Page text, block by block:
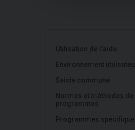
Utilisation de l'aide
Environnement
Saisie commune
Normes et méthodes
programmes
Programmes